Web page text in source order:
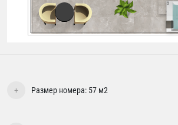
+ Размер номера: 57 м2